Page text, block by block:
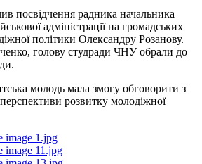
посвідчення радника начальника
адміністрації на громадських
політики Олександру Розанову.
голову студради ЧНУ обрали до
молодь мала змогу обговорити з
розвитку молодіжної